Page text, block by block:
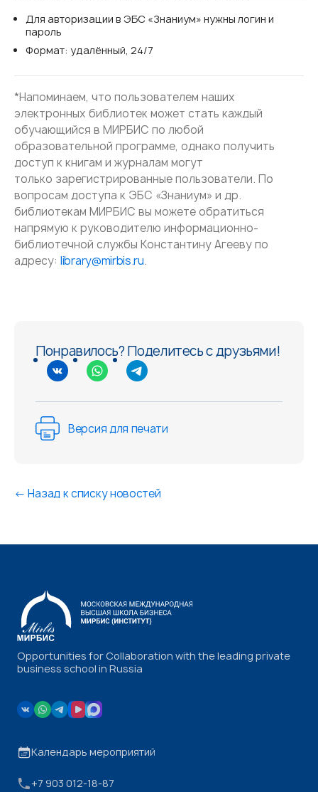
Для авторизации в ЭБС «Знаниум» нужны логин и
пароль
Формат: удалённый, 24/7
*Напоминаем, что пользователем наших
электронных библиотек может стать каждый
обучающийся в МИРБИС по любой
образовательной программе, однако получить
доступ к книгам и журналам могут
только зарегистрированные пользователи. По
вопросам доступа к ЭБС «Знаниум» и др.
библиотекам МИРБИС вы можете обратиться
напрямую к руководителю информационно-
библиотечной службы Константину Агееву по
адресу: library@mirbis.ru.
Понравилось? Поделитесь с друзьями!
Версия для печати
← Назад к списку новостей
Opportunities for Collaboration with the leading private
business school in Russia
Календарь мероприятий
+7 903 012-18-87